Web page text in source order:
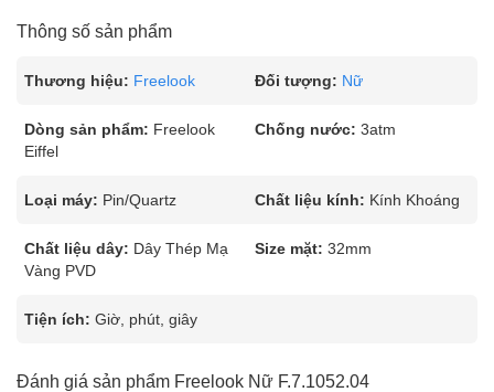
Thông số sản phẩm
Thương hiệu: Freelook Đối tượng: Nữ
Dòng sản phẩm: Freelook
Eiffel
Chống nước: 3atm
Loại máy: Pin/Quartz Chất liệu kính: Kính Khoáng
Chất liệu dây: Dây Thép Mạ
Vàng PVD
Size mặt: 32mm
Tiện ích: Giờ, phút, giây
Đánh giá sản phẩm Freelook Nữ F.7.1052.04